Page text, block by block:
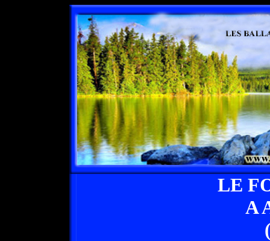
LE
A